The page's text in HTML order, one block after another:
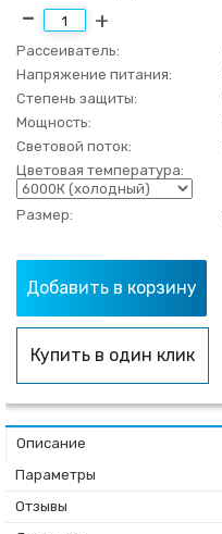
Рассеиватель:
Напряжение питания:
Степень защиты:
Мощность:
Световой поток:
Цветовая температура:
Размер:
Добавить в корзину
Купить в один клик
Описание
Параметры
Отзывы